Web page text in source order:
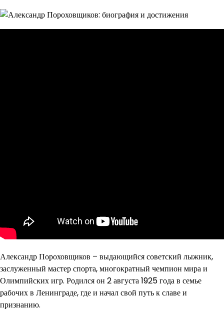
Александр Пороховщиков – выдающийся советский лыжник,
заслуженный мастер спорта, многократный чемпион мира и
Олимпийских игр. Родился он 2 августа 1925 года в семье
рабочих в Ленинграде, где и начал свой путь к славе и
признанию.